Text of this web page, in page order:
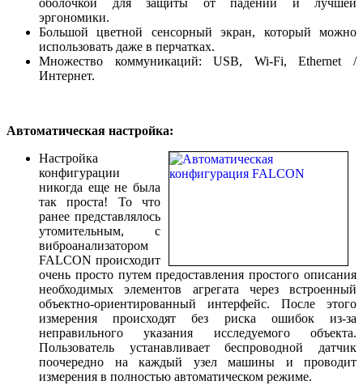
оболочкой для защиты от падений и лучшей
эргономики.
Большой цветной сенсорный экран, который можно
использовать даже в перчатках.
Множество коммуникаций: USB, Wi-Fi, Ethernet /
Интернет.
Автоматическая настройка:
Настройка
конфигурации
никогда еще не была
так проста! То что
ранее представлялось
утомительным, с
виброанализатором
FALCON происходит
очень просто путем предоставления простого описания
необходимых элементов агрегата через встроенный
объектно-ориентированный интерфейс. После этого
измерения происходят без риска ошибок из-за
неправильного указания исследуемого объекта.
Пользователь устанавливает беспроводной датчик
поочередно на каждый узел машины и проводит
измерения в полностью автоматическом режиме.